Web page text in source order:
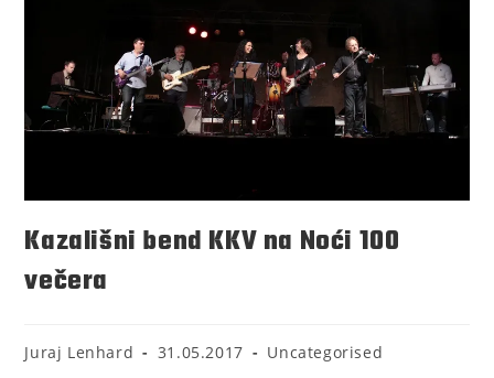
Kazališni bend KKV na Noći 100
večera
Juraj Lenhard 31.05.2017 Uncategorised